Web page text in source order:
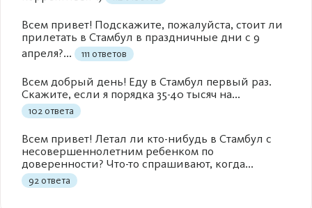
Всем привет! Подскажите, пожалуйста, стоит ли
прилетать в Стамбул в праздничные дни с 9
апреля?...
111 ответов
Всем добрый день! Еду в Стамбул первый раз.
Скажите, если я порядка 35-40 тысяч на...
102 ответа
Всем привет! Летал ли кто-нибудь в Стамбул с
несовершеннолетним ребенком по
доверенности? Что-то спрашивают, когда...
92 ответа